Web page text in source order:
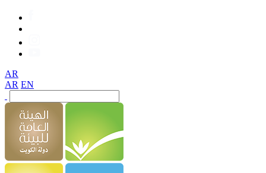
AR
AR EN